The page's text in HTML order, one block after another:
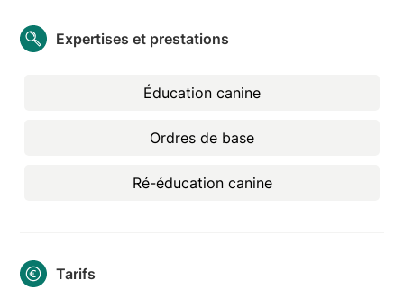
Expertises et prestations
Éducation canine
Ordres de base
Ré-éducation canine
Tarifs